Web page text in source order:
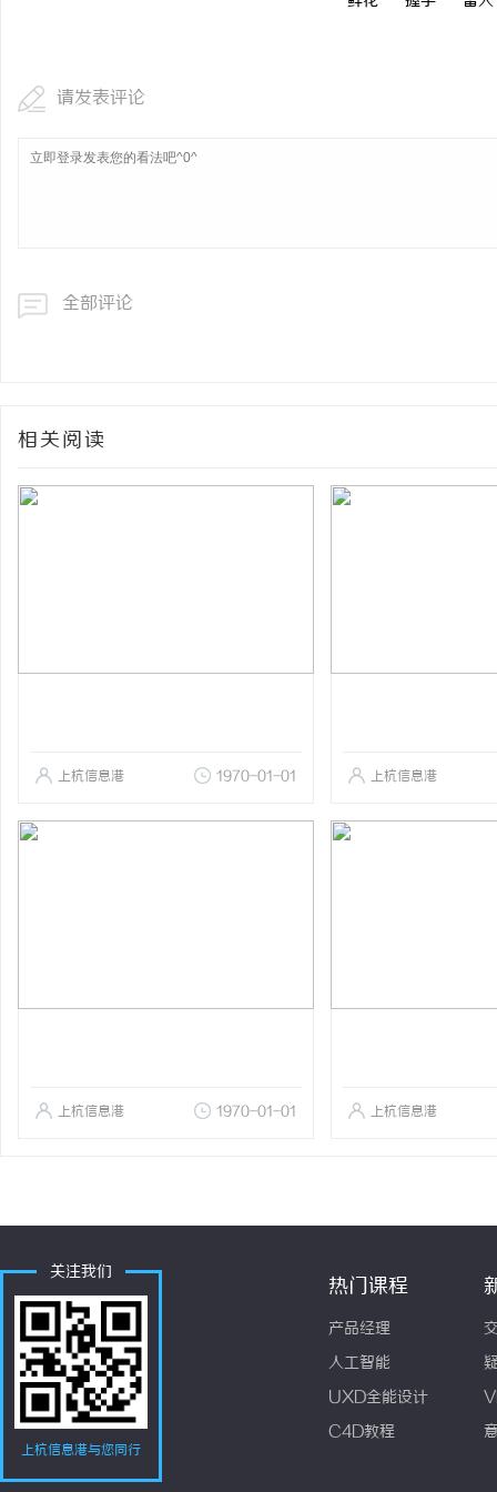
请发表评论
全部评论
相关阅读
上杭信息港 1970-01-01 上杭信息港
上杭信息港 1970-01-01 上杭信息港
关注我们
上杭信息港与您同行
热门课程
产品经理
人工智能
UXD全能设计
C4D教程